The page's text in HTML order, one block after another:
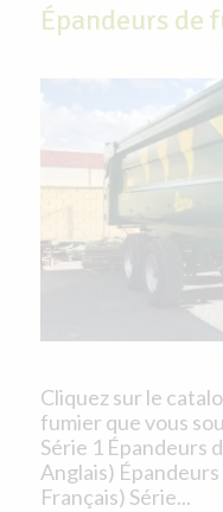
Épandeurs de
Cliquez sur le
fumier que vous
Série 1 Épandeurs
Anglais)
Français) Série...